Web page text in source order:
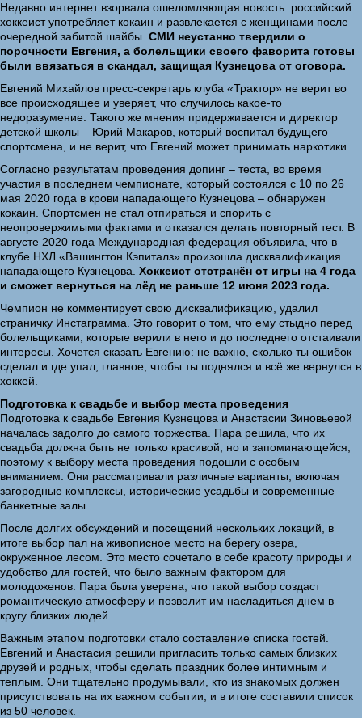
Недавно интернет взорвала ошеломляющая новость: российский
хоккеист употребляет кокаин и развлекается с женщинами после
очередной забитой шайбы. СМИ неустанно твердили о
порочности Евгения, а болельщики своего фаворита готовы
были ввязаться в скандал, защищая Кузнецова от оговора.
Евгений Михайлов пресс-секретарь клуба «Трактор» не верит во
все происходящее и уверяет, что случилось какое-то
недоразумение. Такого же мнения придерживается и директор
детской школы – Юрий Макаров, который воспитал будущего
спортсмена, и не верит, что Евгений может принимать наркотики.
Согласно результатам проведения допинг – теста, во время
участия в последнем чемпионате, который состоялся с 10 по 26
мая 2020 года в крови нападающего Кузнецова – обнаружен
кокаин. Спортсмен не стал отпираться и спорить с
неопровержимыми фактами и отказался делать повторный тест. В
августе 2020 года Международная федерация объявила, что в
клубе НХЛ «Вашингтон Кэпиталз» произошла дисквалификация
нападающего Кузнецова. Хоккеист отстранён от игры на 4 года
и сможет вернуться на лёд не раньше 12 июня 2023 года.
Чемпион не комментирует свою дисквалификацию, удалил
страничку Инстаграмма. Это говорит о том, что ему стыдно перед
болельщиками, которые верили в него и до последнего отстаивали
интересы. Хочется сказать Евгению: не важно, сколько ты ошибок
сделал и где упал, главное, чтобы ты поднялся и всё же вернулся в
хоккей.
Подготовка к свадьбе и выбор места проведения
Подготовка к свадьбе Евгения Кузнецова и Анастасии Зиновьевой
началась задолго до самого торжества. Пара решила, что их
свадьба должна быть не только красивой, но и запоминающейся,
поэтому к выбору места проведения подошли с особым
вниманием. Они рассматривали различные варианты, включая
загородные комплексы, исторические усадьбы и современные
банкетные залы.
После долгих обсуждений и посещений нескольких локаций, в
итоге выбор пал на живописное место на берегу озера,
окруженное лесом. Это место сочетало в себе красоту природы и
удобство для гостей, что было важным фактором для
молодоженов. Пара была уверена, что такой выбор создаст
романтическую атмосферу и позволит им насладиться днем в
кругу близких людей.
Важным этапом подготовки стало составление списка гостей.
Евгений и Анастасия решили пригласить только самых близких
друзей и родных, чтобы сделать праздник более интимным и
теплым. Они тщательно продумывали, кто из знакомых должен
присутствовать на их важном событии, и в итоге составили список
из 50 человек.